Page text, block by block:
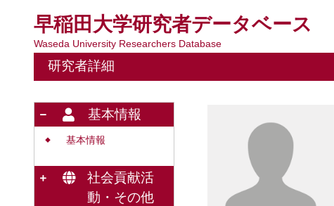
早稲田大学研究者データベース
Waseda University Researchers Database
研究者詳細
基本情報
◆ 基本情報
社会貢献活
動・その他